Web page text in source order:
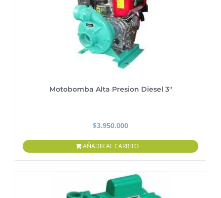
Motobomba Alta Presion Diesel 3″
$3.950.000
AÑADIR AL CARRITO